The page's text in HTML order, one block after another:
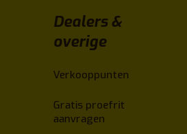
Dealers &
overige
Verkooppunten
Gratis proefrit
aanvragen